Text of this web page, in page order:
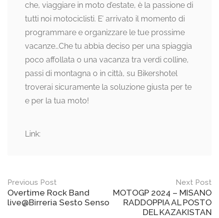
che, viaggiare in moto d’estate, è la passione di
tutti noi motociclisti. E’ arrivato il momento di
programmare e organizzare le tue prossime
vacanze…Che tu abbia deciso per una spiaggia
poco affollata o una vacanza tra verdi colline,
passi di montagna o in città, su Bikershotel
troverai sicuramente la soluzione giusta per te
e per la tua moto!
Link:
Post
navigation
Previous Post
Overtime Rock Band
live@Birreria Sesto Senso
Next Post
MOTOGP 2024 – MISANO
RADDOPPIA AL POSTO
DEL KAZAKISTAN